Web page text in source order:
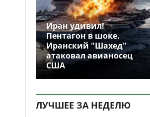
Иран удивил!
Пентагон в шоке.
Иранский "Шахед"
атаковал авианосец
США
ЛУЧШЕЕ ЗА НЕДЕЛЮ